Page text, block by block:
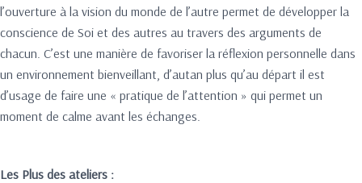
l’ouverture à la vision du monde de l’autre permet de développer la
conscience de Soi et des autres au travers des arguments de
chacun. C’est une manière de favoriser la réflexion personnelle dans
un environnement bienveillant, d’autan plus qu’au départ il est
d’usage de faire une « pratique de l’attention » qui permet un
moment de calme avant les échanges.
Les Plus des ateliers :